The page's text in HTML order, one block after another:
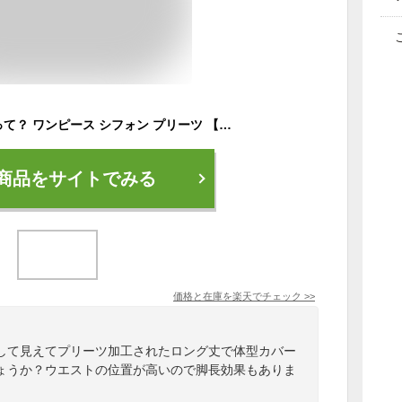
魔法の着痩せワンピって？ ワンピース シフォン プリーツ 【即納】 ロングワンピース レディース プリーツワンピ 長袖 きれいめ 体型カバー 花柄 春 冬 ロングワンピ マキシ ロング 大きいサイズ 小花柄 マタニティワンピース Aライン 授乳 HUG.U
品をサイトでみる
価格と在庫を楽天でチェック >>
て見えてプリーツ加工されたロング丈で体型カバー
か？ウエストの位置が高いので脚長効果もありま